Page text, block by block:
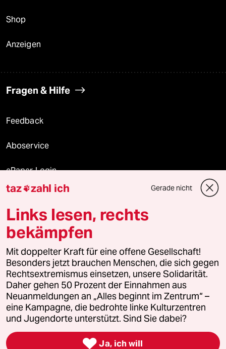
Shop
Anzeigen
Fragen & Hilfe
Feedback
Aboservice
ePaper Login
Downloads für Abonnierende
© 2026 taz Verlags und Vertriebs GmbH
Alle Rechte vorbehalten. Bei rechtlichen Fragen oder für Genehmigungen
wenden Sie sich bitte an
lizenzen@taz.de
Feedback Redaktionsstatut Kommune-Richtlinien
Leitlinie Informant Datenschutz Impressum AGB
Seitenwende Einwilligungen widerrufen (Ads)
taz zahl ich Gerade nicht
Links lesen, rechts
bekämpfen
Mit doppelter Kraft für eine offene Gesellschaft!
Besonders jetzt brauchen Menschen, die sich gegen
Rechtsextremismus einsetzen, unsere Solidarität.
Daher gehen 50 Prozent der Einnahmen aus
Neuanmeldungen an „Alles beginnt im Zentrum“ –
eine Kampagne, die bedrohte linke Kulturzentren
und Jugendorte unterstützt. Sind Sie dabei?
 Ja, ich will